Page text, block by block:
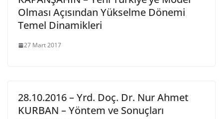
Olması Açısından Yükselme Dönemi
Temel Dinamikleri
27 Mart 2017
28.10.2016 – Yrd. Doç. Dr. Nur Ahmet
KURBAN – Yöntem ve Sonuçları